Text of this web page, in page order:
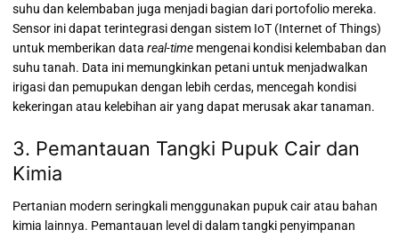
suhu dan kelembaban juga menjadi bagian dari portofolio mereka.
Sensor ini dapat terintegrasi dengan sistem IoT (Internet of Things)
untuk memberikan data real-time mengenai kondisi kelembaban dan
suhu tanah. Data ini memungkinkan petani untuk menjadwalkan
irigasi dan pemupukan dengan lebih cerdas, mencegah kondisi
kekeringan atau kelebihan air yang dapat merusak akar tanaman.
3. Pemantauan Tangki Pupuk Cair dan
Kimia
Pertanian modern seringkali menggunakan pupuk cair atau bahan
kimia lainnya. Pemantauan level di dalam tangki penyimpanan